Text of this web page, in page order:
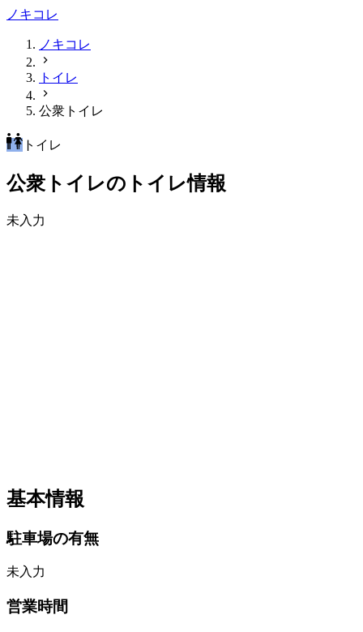
ノキコレ
ノキコレ
トイレ
公衆トイレ
トイレ
公衆トイレのトイレ情報
未入力
基本情報
駐車場の有無
未入力
営業時間